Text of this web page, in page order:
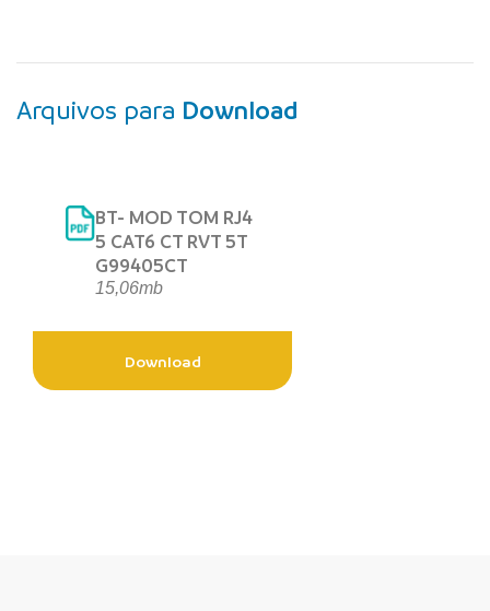
Arquivos para Download
BT- MOD TOM RJ4
5 CAT6 CT RVT 5T
G99405CT
15,06mb
Download